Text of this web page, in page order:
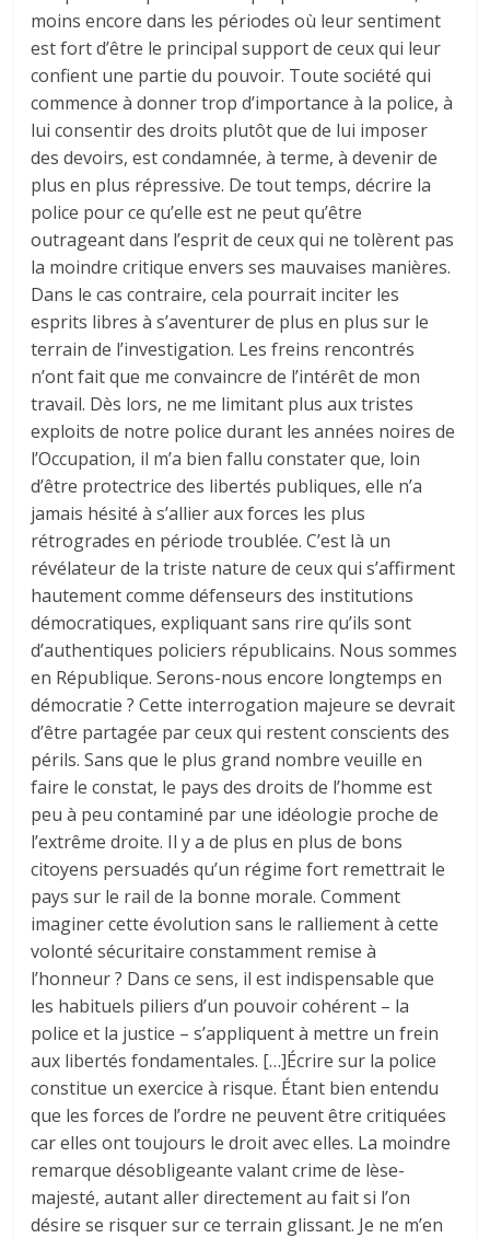
moins encore dans les périodes où leur sentiment
est fort d’être le principal support de ceux qui leur
confient une partie du pouvoir. Toute société qui
commence à donner trop d’importance à la police, à
lui consentir des droits plutôt que de lui imposer
des devoirs, est condamnée, à terme, à devenir de
plus en plus répressive. De tout temps, décrire la
police pour ce qu’elle est ne peut qu’être
outrageant dans l’esprit de ceux qui ne tolèrent pas
la moindre critique envers ses mauvaises manières.
Dans le cas contraire, cela pourrait inciter les
esprits libres à s’aventurer de plus en plus sur le
terrain de l’investigation. Les freins rencontrés
n’ont fait que me convaincre de l’intérêt de mon
travail. Dès lors, ne me limitant plus aux tristes
exploits de notre police durant les années noires de
l’Occupation, il m’a bien fallu constater que, loin
d’être protectrice des libertés publiques, elle n’a
jamais hésité à s’allier aux forces les plus
rétrogrades en période troublée. C’est là un
révélateur de la triste nature de ceux qui s’affirment
hautement comme défenseurs des institutions
démocratiques, expliquant sans rire qu’ils sont
d’authentiques policiers républicains. Nous sommes
en République. Serons-nous encore longtemps en
démocratie ? Cette interrogation majeure se devrait
d’être partagée par ceux qui restent conscients des
périls. Sans que le plus grand nombre veuille en
faire le constat, le pays des droits de l’homme est
peu à peu contaminé par une idéologie proche de
l’extrême droite. Il y a de plus en plus de bons
citoyens persuadés qu’un régime fort remettrait le
pays sur le rail de la bonne morale. Comment
imaginer cette évolution sans le ralliement à cette
volonté sécuritaire constamment remise à
l’honneur ? Dans ce sens, il est indispensable que
les habituels piliers d’un pouvoir cohérent – la
police et la justice – s’appliquent à mettre un frein
aux libertés fondamentales. […]Écrire sur la police
constitue un exercice à risque. Étant bien entendu
que les forces de l’ordre ne peuvent être critiquées
car elles ont toujours le droit avec elles. La moindre
remarque désobligeante valant crime de lèse-
majesté, autant aller directement au fait si l’on
désire se risquer sur ce terrain glissant. Je ne m’en